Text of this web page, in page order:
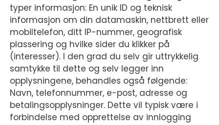
typer informasjon: En unik ID og teknisk
informasjon om din datamaskin, nettbrett eller
mobiltelefon, ditt IP-nummer, geografisk
plassering og hvilke sider du klikker på
(interesser). I den grad du selv gir uttrykkelig
samtykke til dette og selv legger inn
opplysningene, behandles også følgende:
Navn, telefonnummer, e-post, adresse og
betalingsopplysninger. Dette vil typisk være i
forbindelse med opprettelse av innlogging